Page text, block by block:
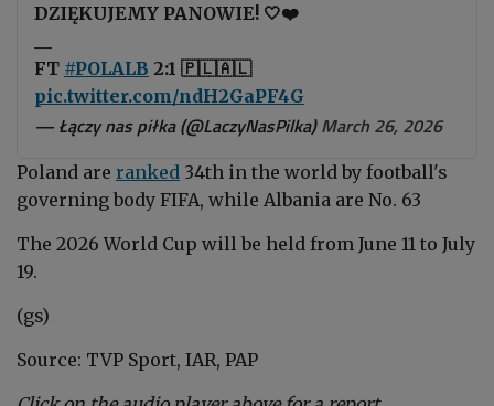
DZIĘKUJEMY PANOWIE! 🤍❤️
FT #POLALB 2:1 🇵🇱🇦🇱
pic.twitter.com/ndH2GaPF4G
— Łączy nas piłka (@LaczyNasPilka)March 26, 2026
Poland are ranked 34th in the world by football's
governing body FIFA, while Albania are No. 63
The 2026 World Cup will be held from June 11 to July
19.
(gs)
Source: TVP Sport, IAR, PAP